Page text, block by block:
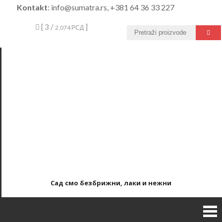
Kontakt: info@sumatra.rs, +381 64 36 33 227
[ 3 / 2,074 РСД ]
Сад смо безбрижни, лаки и нежни